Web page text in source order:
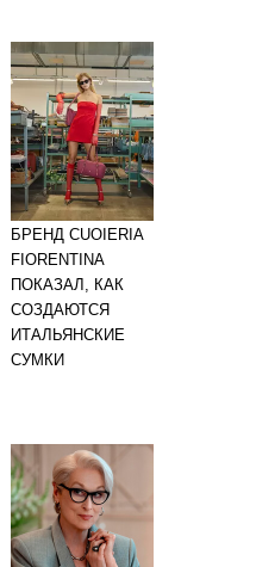
БРЕНД CUOIERIA
FIORENTINA
ПОКАЗАЛ, КАК
СОЗДАЮТСЯ
ИТАЛЬЯНСКИЕ
СУМКИ